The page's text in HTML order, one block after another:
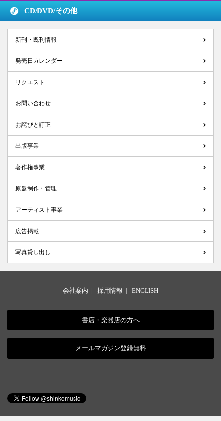
CD/DVD/その他
新刊・既刊情報
発売日カレンダー
リクエスト
お問い合わせ
お詫びと訂正
出版事業
著作権事業
原盤制作・管理
アーティスト事業
広告掲載
写真貸し出し
会社案内 | 採用情報 | ENGLISH
書店・楽器店の方へ
メールマガジン登録無料